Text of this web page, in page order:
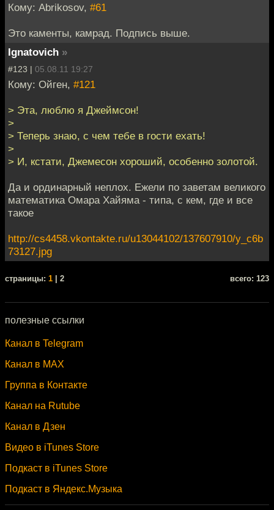
Кому: Abrikosov, #61
Это каменты, камрад. Подпись выше.
Ignatovich »
#123 | 05.08.11 19:27
Кому: Ойген, #121
> Эта, люблю я Джеймсон!
>
> Теперь знаю, с чем тебе в гости ехать!
>
> И, кстати, Джемесон хороший, особенно золотой.
Да и ординарный неплох. Ежели по заветам великого
математика Омара Хайяма - типа, с кем, где и все
такое
http://cs4458.vkontakte.ru/u13044102/137607910/y_c6b
73127.jpg
cтраницы: 1 | 2 всего: 123
полезные ссылки
Канал в Telegram
Канал в MAX
Группа в Контакте
Канал на Rutube
Канал в Дзен
Видео в iTunes Store
Подкаст в iTunes Store
Подкаст в Яндекс.Музыка